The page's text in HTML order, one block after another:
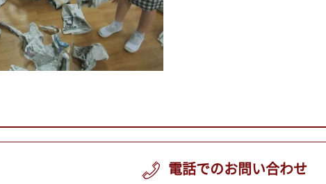
電話でのお問い合わせ